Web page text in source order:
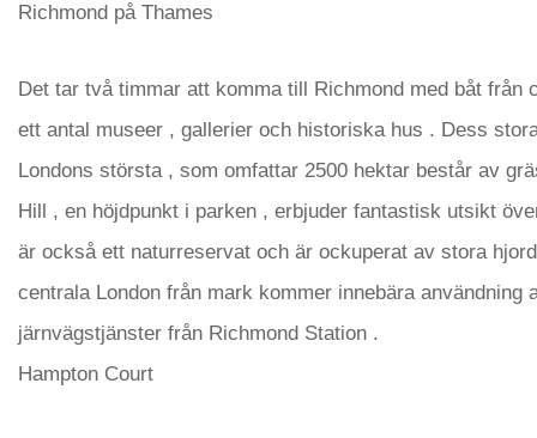
Richmond på Thames
Det tar två timmar att komma till Richmond med båt från
ett antal museer , gallerier och historiska hus . Dess
Londons största , som omfattar 2500 hektar består av
Hill , en höjdpunkt i parken , erbjuder fantastisk utsikt
är också ett naturreservat och är ockuperat av stora
centrala London från mark kommer innebära användning
järnvägstjänster från Richmond Station .
Hampton Court